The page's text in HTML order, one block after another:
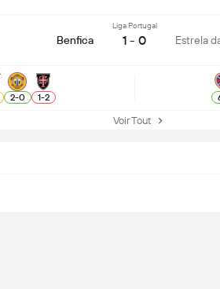
Benfica
Liga Portugal
1 - 0 Estrela
2-0 1-2
Voir Tout